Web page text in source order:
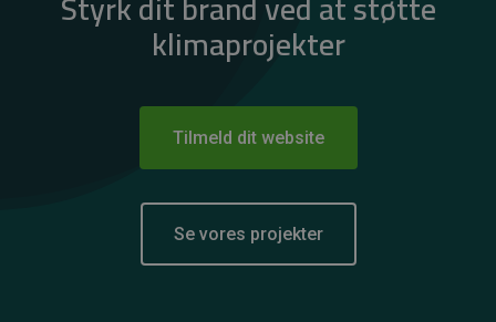
klimaprojekter
Tilmeld dit website
Se vores projekter